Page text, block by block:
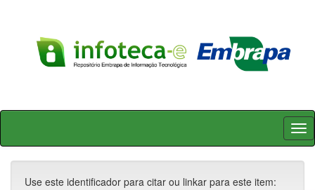
Skip
Use este identificador para citar ou linkar para este item: